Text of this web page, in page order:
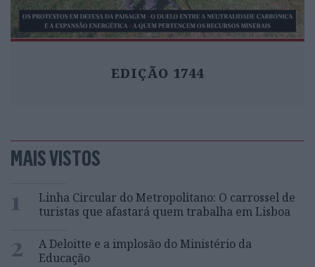
EDIÇÃO 1744
MAIS VISTOS
1
Linha Circular do Metropolitano: O carrossel de
turistas que afastará quem trabalha em Lisboa
2
A Deloitte e a implosão do Ministério da
Educação